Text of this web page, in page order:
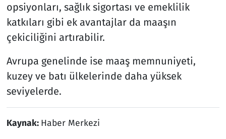
opsiyonları, sağlık sigortası ve emeklilik
katkıları gibi ek avantajlar da maaşın
çekiciliğini artırabilir.
Avrupa genelinde ise maaş memnuniyeti,
kuzey ve batı ülkelerinde daha yüksek
seviyelerde.
Kaynak: Haber Merkezi